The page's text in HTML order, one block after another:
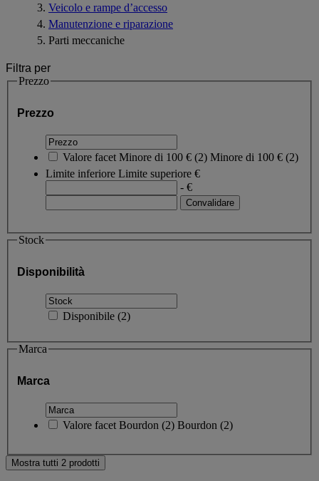
Veicolo e rampe d’accesso
Manutenzione e riparazione
Parti meccaniche
Filtra per
Prezzo
Prezzo
Valore facet Minore di 100 € (2) Minore di 100 € (2)
Limite inferiore Limite superiore €
- €
Stock
Disponibilità
Disponibile (2)
Marca
Marca
Valore facet Bourdon (2) Bourdon (2)
Mostra tutti 2 prodotti